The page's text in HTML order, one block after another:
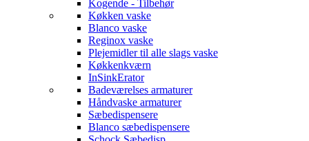
Kogende - Tilbehør
Køkken vaske
Blanco vaske
Reginox vaske
Plejemidler til alle slags vaske
Køkkenkværn
InSinkErator
Badeværelses armaturer
Håndvaske armaturer
Sæbedispensere
Blanco sæbedispensere